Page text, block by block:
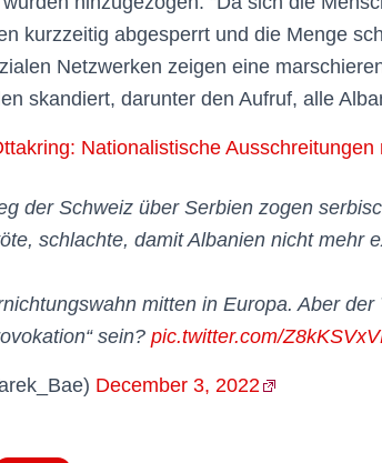
kurzzeitig abgesperrt und die Menge
Netzwerken zeigen eine
skandiert, darunter den Aufruf, alle
Nationalistische
der Schweiz über Serbien zogen
schlachte, damit Albanien nicht mehr
mitten in Europa. Aber der
sein? pic.twitter.com/
December 3, 2022